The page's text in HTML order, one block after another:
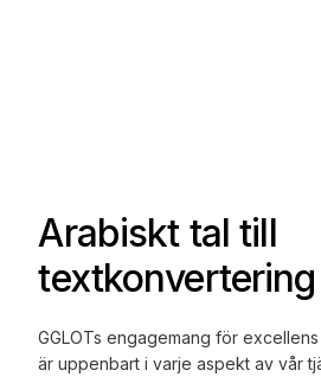
Arabiskt tal till
textkonvertering
GGLOTs engagemang för
är uppenbart i varje aspekt av vår